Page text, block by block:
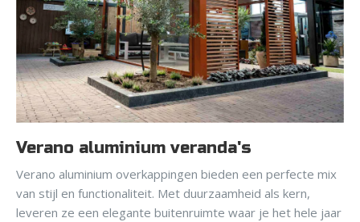
Verano aluminium veranda's
Verano aluminium overkappingen bieden een perfecte mix
van stijl en functionaliteit. Met duurzaamheid als kern,
leveren ze een elegante buitenruimte waar je het hele jaar